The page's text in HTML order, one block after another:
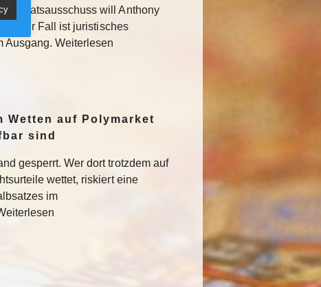
Senatsausschuss will Anthony
Der Fall ist juristisches
Ausgang. Weiterlesen
Wetten auf Polymarket
sind
gesperrt. Wer dort trotzdem auf
wettet, riskiert eine
im